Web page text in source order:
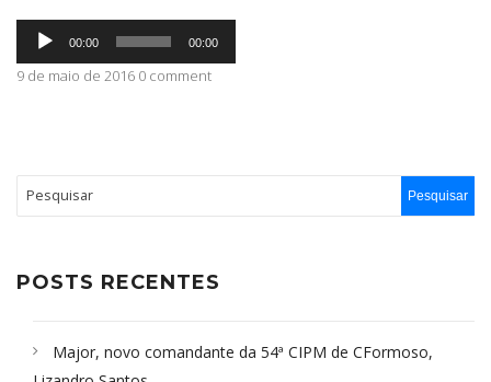
CONTATO
Tocador
áudio
00:00 00:00
9 de maio de 2016 0 comment
POSTS RECENTES
Major, novo comandante da 54ª CIPM de CFormoso,